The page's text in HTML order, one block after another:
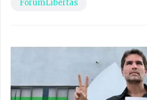
ForumLibertas